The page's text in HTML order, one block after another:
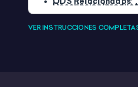
Momento de uso
Evaluación.
Descripción/
con una emoción
conductor.
VER INSTRUCCIONES